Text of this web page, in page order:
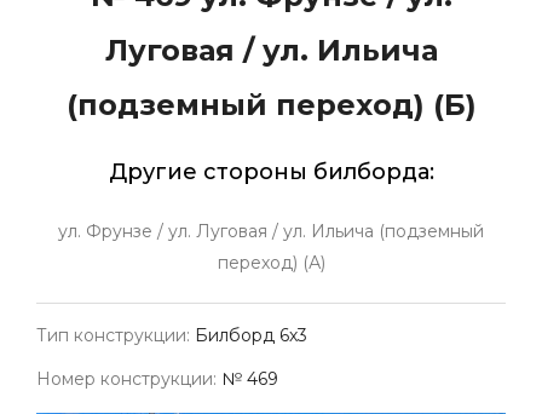
Луговая / ул. Ильича
(подземный переход) (Б)
Другие стороны билборда:
ул. Фрунзе / ул. Луговая / ул. Ильича (подземный
переход) (А)
Тип конструкции: Билборд 6х3
Номер конструкции: № 469